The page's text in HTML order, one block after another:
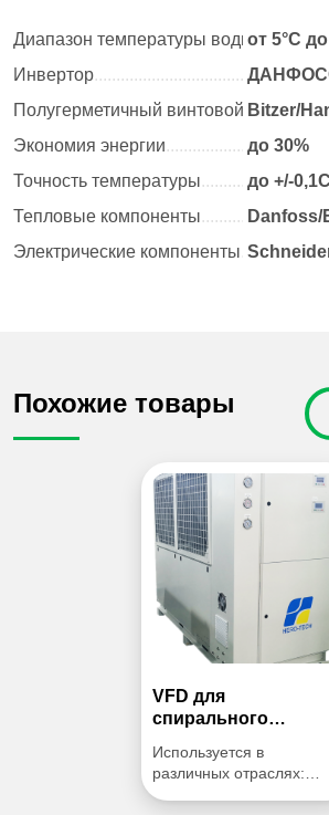
Диапазон температуры воды... ....... ......
от 5°С
Инвертор.................................. ....... .
Полугерметичный винтовой Bitzer/
Экономия энергии................. ...... .........
до 30%
Точность температуры......... ...... .............
до +/-0,1C
Тепловые компоненты......... ..................
Danfoss/
Электрические компоненты ...................
Похожие товары
VFD для
спирального
Используется в
различных отраслях: